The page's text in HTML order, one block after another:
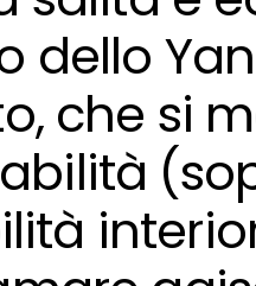
dello
che si